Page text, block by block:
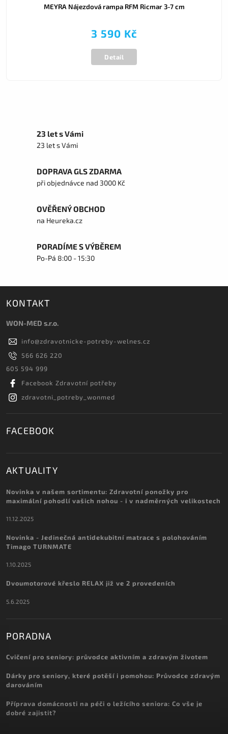
MEYRA Nájezdová rampa RFM Ricmar 3-7 cm
3 590 Kč
Detail
23 let s Vámi
23 let s Vámi
DOPRAVA GLS ZDARMA
při objednávce nad 3000 Kč
OVĚŘENÝ OBCHOD
na Heureka.cz
PORADÍME S VÝBĚREM
Po-Pá 8:00 - 15:30
KONTAKT
WON-MED s.r.o.
info@zdravotnicke-potreby-welnes.cz
566 626 220
605 594 999
Facebook Zdravotní potřeby
zdravotni_potreby_wonmed
FACEBOOK
AKTUALITY
Novinka v našem sortimentu: Zdravotní ponožky pro
maximální pohodlí vašich nohou - i v nadměrných velikostech
11.12.2025
Novinka - Jedinečná antidekubitní matrace s polohováním
Timago TURNMATE
1.10.2025
Dvoumotorové křeslo RELAX již ve 2 provedeních
5.6.2025
PORADNA
Cvičení pro seniory: průvodce aktivním a zdravým životem
Dárky pro seniory, které potěší i pomohou: Průvodce zdravým
darováním
Příprava domácnosti na péči o ležícího seniora: Co vše je
dobré zajistit?